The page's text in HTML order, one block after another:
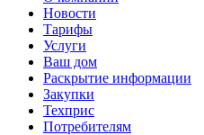
Новости
Тарифы
Услуги
Ваш дом
Раскрытие информации
Закупки
Техприс
Потребителям